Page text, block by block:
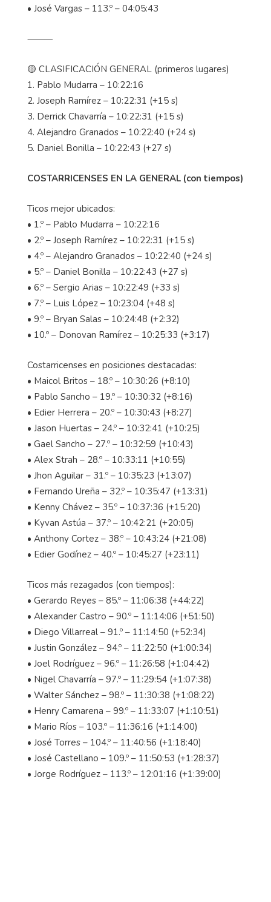
• José Vargas – 113.º – 04:05:43
⸻
🟡 CLASIFICACIÓN GENERAL (primeros lugares)
1. Pablo Mudarra – 10:22:16
2. Joseph Ramírez – 10:22:31 (+15 s)
3. Derrick Chavarría – 10:22:31 (+15 s)
4. Alejandro Granados – 10:22:40 (+24 s)
5. Daniel Bonilla – 10:22:43 (+27 s)
COSTARRICENSES EN LA GENERAL (con tiempos)
Ticos mejor ubicados:
• 1.º – Pablo Mudarra – 10:22:16
• 2.º – Joseph Ramírez – 10:22:31 (+15 s)
• 4.º – Alejandro Granados – 10:22:40 (+24 s)
• 5.º – Daniel Bonilla – 10:22:43 (+27 s)
• 6.º – Sergio Arias – 10:22:49 (+33 s)
• 7.º – Luis López – 10:23:04 (+48 s)
• 9.º – Bryan Salas – 10:24:48 (+2:32)
• 10.º – Donovan Ramírez – 10:25:33 (+3:17)
Costarricenses en posiciones destacadas:
• Maicol Britos – 18.º – 10:30:26 (+8:10)
• Pablo Sancho – 19.º – 10:30:32 (+8:16)
• Edier Herrera – 20.º – 10:30:43 (+8:27)
• Jason Huertas – 24.º – 10:32:41 (+10:25)
• Gael Sancho – 27.º – 10:32:59 (+10:43)
• Alex Strah – 28.º – 10:33:11 (+10:55)
• Jhon Aguilar – 31.º – 10:35:23 (+13:07)
• Fernando Ureña – 32.º – 10:35:47 (+13:31)
• Kenny Chávez – 35.º – 10:37:36 (+15:20)
• Kyvan Astúa – 37.º – 10:42:21 (+20:05)
• Anthony Cortez – 38.º – 10:43:24 (+21:08)
• Edier Godínez – 40.º – 10:45:27 (+23:11)
Ticos más rezagados (con tiempos):
• Gerardo Reyes – 85.º – 11:06:38 (+44:22)
• Alexander Castro – 90.º – 11:14:06 (+51:50)
• Diego Villarreal – 91.º – 11:14:50 (+52:34)
• Justin González – 94.º – 11:22:50 (+1:00:34)
• Joel Rodríguez – 96.º – 11:26:58 (+1:04:42)
• Nigel Chavarría – 97.º – 11:29:54 (+1:07:38)
• Walter Sánchez – 98.º – 11:30:38 (+1:08:22)
• Henry Camarena – 99.º – 11:33:07 (+1:10:51)
• Mario Ríos – 103.º – 11:36:16 (+1:14:00)
• José Torres – 104.º – 11:40:56 (+1:18:40)
• José Castellano – 109.º – 11:50:53 (+1:28:37)
• Jorge Rodríguez – 113.º – 12:01:16 (+1:39:00)